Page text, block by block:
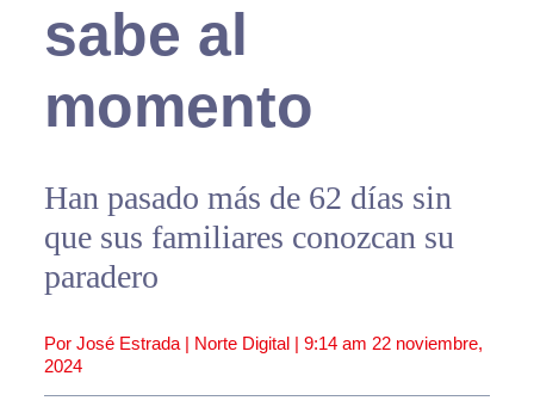
sabe al
momento
Han pasado más de 62 días sin
que sus familiares conozcan su
paradero
Por José Estrada | Norte Digital | 9:14 am 22 noviembre,
2024